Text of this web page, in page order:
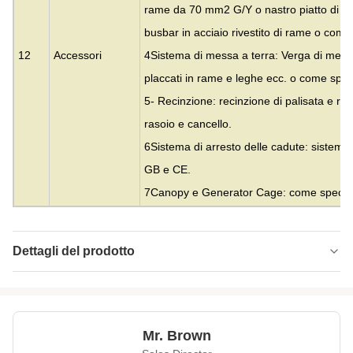
12 Accessori
rame da 70 mm2 G/Y o nastro piatto di
busbar in acciaio rivestito di rame o
4Sistema di messa a terra: Verga di
placcati in rame e leghe ecc. o come
5- Recinzione: recinzione di palisata e
rasoio e cancello.
6Sistema di arresto delle cadute:
GB e CE.
7Canopy e Generator Cage: come
Dettagli del prodotto
Height: 0-300m
Traliccio a 3 o 4 gambe
Mr. Brown